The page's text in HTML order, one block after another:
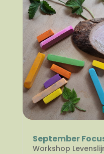
September
Workshop